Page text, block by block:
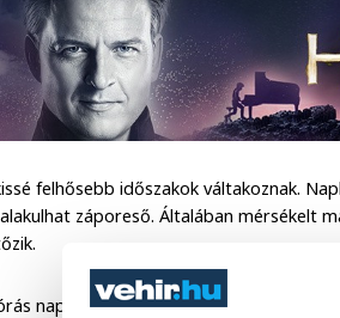
felhősebb időszakok váltakoznak.
záporeső. Általában mérsékelt
napsütés mellett változóan felhős